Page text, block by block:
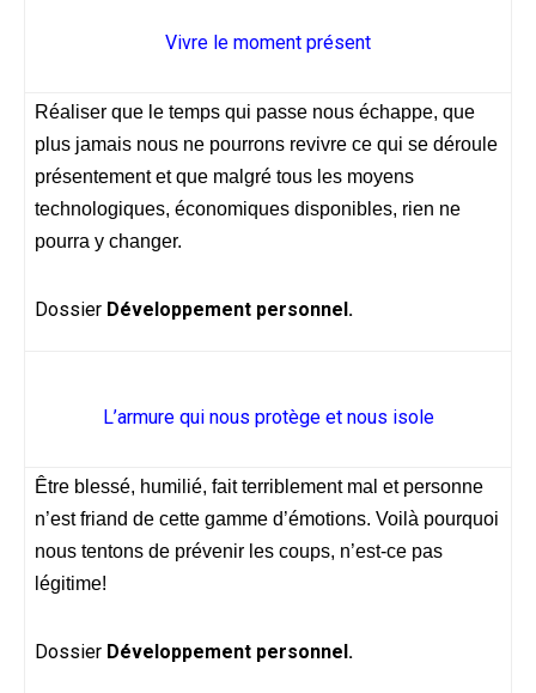
Vivre le moment présent
Réaliser que le temps qui passe nous échappe, que
plus jamais nous ne pourrons revivre ce qui se déroule
présentement et que malgré tous les moyens
technologiques, économiques disponibles, rien ne
pourra y changer.
Dossier Développement personnel.
L’armure qui nous protège et nous isole
Être blessé, humilié, fait terriblement mal et personne
n’est friand de cette gamme d’émotions. Voilà pourquoi
nous tentons de prévenir les coups, n’est-ce pas
légitime!
Dossier Développement personnel.